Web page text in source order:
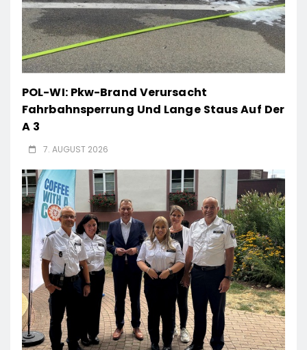
POL-WI: Pkw-Brand Verursacht
Fahrbahnsperrung Und Lange Staus Auf Der
A 3
7. AUGUST 2026